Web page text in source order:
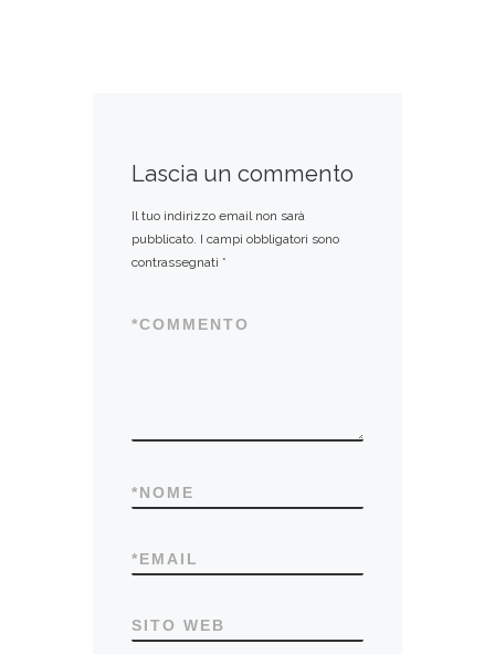
Lascia un commento
Il tuo indirizzo email non sarà
pubblicato. I campi obbligatori sono
contrassegnati *
COMMENTO
*
NOME
*
EMAIL
*
SITO WEB